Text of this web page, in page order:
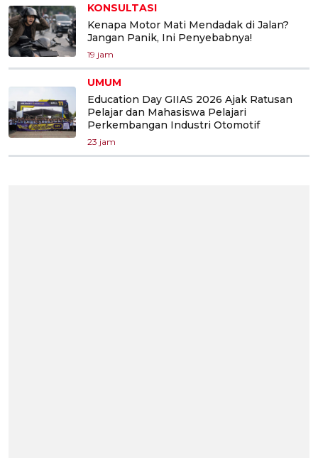
KONSULTASI
Kenapa Motor Mati Mendadak di Jalan?
Jangan Panik, Ini Penyebabnya!
19 jam
UMUM
Education Day GIIAS 2026 Ajak Ratusan
Pelajar dan Mahasiswa Pelajari
Perkembangan Industri Otomotif
23 jam